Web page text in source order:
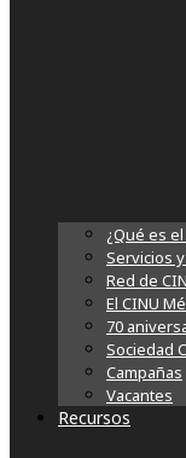
¿Qué es
Servicios
Red de
El CINU
70
Sociedad
Campañas
Vacantes
Recursos